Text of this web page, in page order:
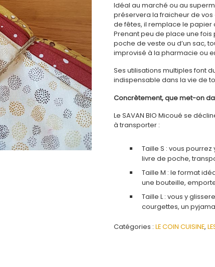
Idéal au marché ou au
préservera la fraicheur de
de fêtes, il remplace le
Prenant peu de place une fois
poche de veste ou d’un sac,
improvisé à la pharmacie ou
Ses utilisations multiples font
indispensable dans la vie de
Concrètement, que met-on
Le SAVAN BIO Micoué se
à transporter :
Taille S : vous
livre de poche,
Taille M : le format
une bouteille,
Taille L : vous y
courgettes, un
Catégories :LE COIN CUISINE,